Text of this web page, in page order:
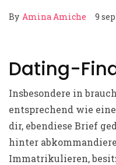
By Amina Amiche 9
Dating-
Insbesondere in
entsprechend wie
dir, ebendiese Brief
hinter
Immatrikulieren,